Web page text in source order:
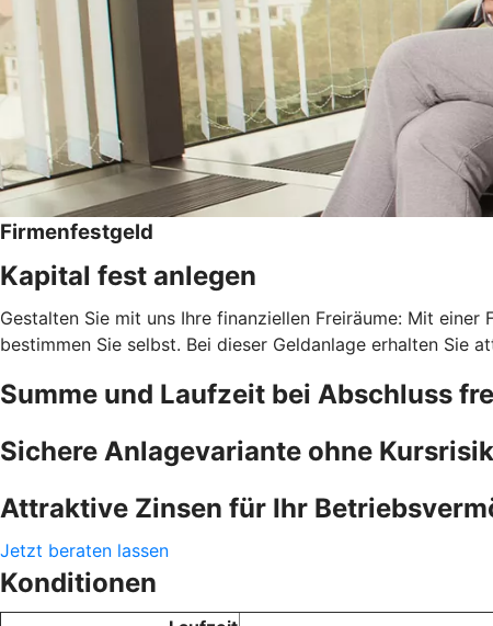
Firmenfestgeld
Kapital fest anlegen
Gestalten Sie mit uns Ihre finanziellen Freiräume: Mit
bestimmen Sie selbst. Bei dieser Geldanlage erhalten Sie
Summe und Laufzeit bei Abschluss
Sichere Anlagevariante ohne
Attraktive Zinsen für Ihr
Jetzt beraten lassen
Konditionen